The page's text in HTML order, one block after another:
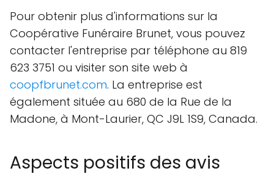
Pour obtenir plus d'informations sur la
Coopérative Funéraire Brunet, vous pouvez
contacter l'entreprise par téléphone au 819
623 3751 ou visiter son site web à
coopfbrunet.com. La entreprise est
également située au 680 de la Rue de la
Madone, à Mont-Laurier, QC J9L 1S9, Canada.
Aspects positifs des avis